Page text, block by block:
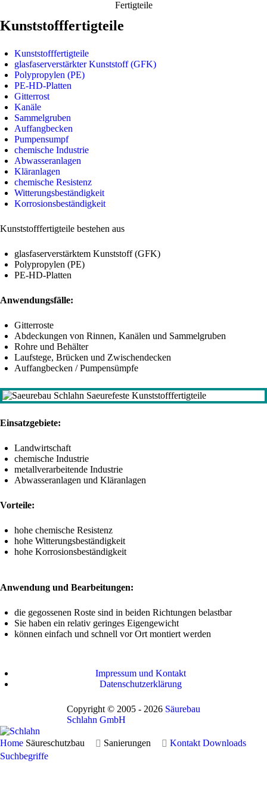
Fertigteile
Kunststofffertigteile
Kunststofffertigteile
glasfaserverstärkter Kunststoff (GFK)
Polypropylen (PE)
PE-HD-Platten
Gitterrost
Kanäle
Sammelgruben
Auffangbecken
Pumpensumpf
chemische Industrie
Abwasseranlagen
Kläranlagen
chemische Resistenz
Witterungsbeständigkeit
Korrosionsbeständigkeit
Kunststofffertigteile bestehen aus
glasfaserverstärktem Kunststoff (GFK)
Polypropylen (PE)
PE-HD-Platten
Anwendungsfälle:
Gitterroste
Abdeckungen von Rinnen, Kanälen und Sammelgruben
Rohre und Behälter
Laufstege, Brücken und Zwischendecken
Auffangbecken / Pumpensümpfe
Einsatzgebiete:
Landwirtschaft
chemische Industrie
metallverarbeitende Industrie
Abwasseranlagen und Kläranlagen
Vorteile:
hohe chemische Resistenz
hohe Witterungsbeständigkeit
hohe Korrosionsbeständigkeit
Anwendung und Bearbeitungen:
die gegossenen Roste sind in beiden Richtungen belastbar
Sie haben ein relativ geringes Eigengewicht
können einfach und schnell vor Ort montiert werden
Impressum und Kontakt
Datenschutzerklärung
Copyright © 2005 - 2026 Säurebau
Schlahn GmbH
Home Säureschutzbau Sanierungen Kontakt Downloads
Suchbegriffe